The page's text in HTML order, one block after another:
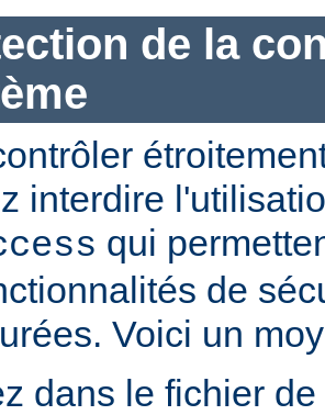
de la
interdire
qui
de
Voici un
dans le fichier